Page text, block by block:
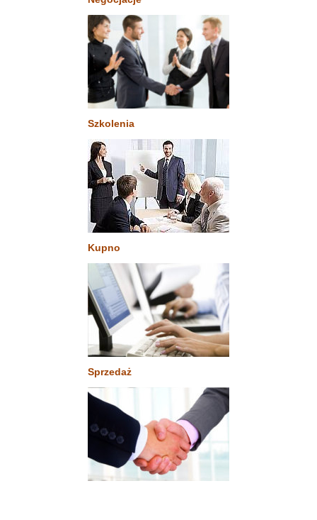
Szkolenia
Kupno
Sprzedaż